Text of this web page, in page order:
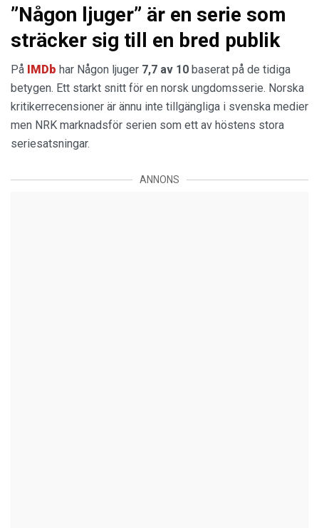
”Någon ljuger” är en serie som
sträcker sig till en bred publik
På IMDb har Någon ljuger 7,7 av 10 baserat på de tidiga
betygen. Ett starkt snitt för en norsk ungdomsserie. Norska
kritikerrecensioner är ännu inte tillgängliga i svenska medier
men NRK marknadsför serien som ett av höstens stora
seriesatsningar.
ANNONS